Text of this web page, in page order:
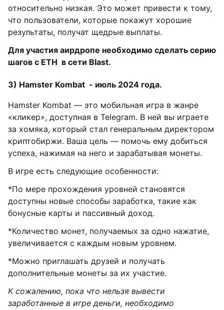
относительно низкая. Это может привести к тому,
что пользователи, которые покажут хорошие
результаты, получат щедрые выплаты.
Для участия аирдропе необходимо сделать серию
шагов с ETH в сети Blast.
3) Hamster Kombat - июль 2024 года.
Hamster Kombat — это мобильная игра в жанре
«кликер», доступная в Telegram. В ней вы играете
за хомяка, который стал генеральным директором
криптобиржи. Ваша цель — помочь ему добиться
успеха, нажимая на него и зарабатывая монеты.
В игре есть следующие особенности:
*По мере прохождения уровней становятся
доступны новые способы заработка, такие как
бонусные карты и пассивный доход.
*Количество монет, получаемых за одно нажатие,
увеличивается с каждым новым уровнем.
*Можно приглашать друзей и получать
дополнительные монеты за их участие.
К сожалению, пока что нельзя вывести
заработанные в игре деньги, необходимо